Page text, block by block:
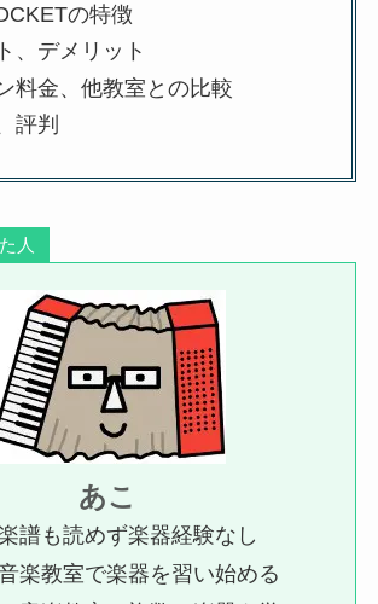
の特徴
、デメリット
料金、他教室との比較
評判
人
あこ
譜も読めず楽器経験なし
楽教室で楽器を習い始める